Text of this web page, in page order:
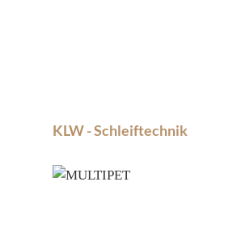
KLW - Schleiftechnik